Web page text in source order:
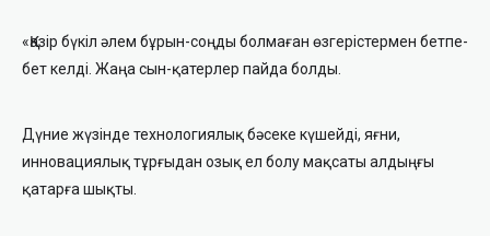
«Қазір бүкіл әлем бұрын-соңды болмаған өзгерістермен бетпе-
бет келді. Жаңа сын-қатерлер пайда болды.
Дүние жүзінде технологиялық бәсеке күшейді, яғни,
инновациялық тұрғыдан озық ел болу мақсаты алдыңғы
қатарға шықты.